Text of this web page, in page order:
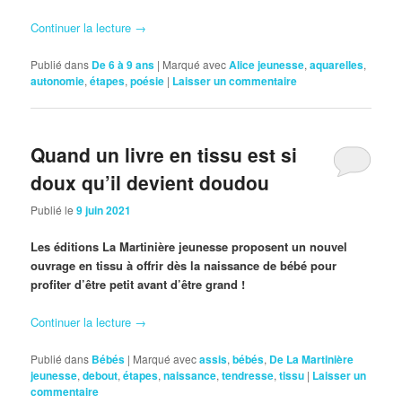
Continuer la lecture →
Publié dans De 6 à 9 ans | Marqué avecAlice jeunesse,aquarelles,
autonomie,étapes,poésie | Laisser un commentaire
Quand un livre en tissu est si
doux qu’il devient doudou
Publié le9 juin 2021
Les éditions La Martinière jeunesse proposent un nouvel
ouvrage en tissu à offrir dès la naissance de bébé pour
profiter d’être petit avant d’être grand !
Continuer la lecture →
Publié dans Bébés | Marqué avecassis,bébés, De La Martinière
jeunesse,debout,étapes,naissance,tendresse,tissu | Laisser un
commentaire